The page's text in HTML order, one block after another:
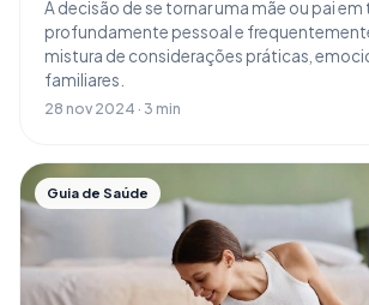
A decisão de se tornar uma mãe ou pai
profundamente pessoal e
mistura de considerações práticas,
familiares.
28 nov 2024 · 3 min
Guia de Saúde